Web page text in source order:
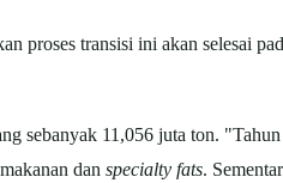
proses transisi ini akan selesai
sebanyak 11,056 juta ton.
dan specialty fats.